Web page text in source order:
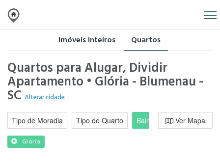
Imóveis Inteiros Quartos
Quartos para Alugar, Dividir
Apartamento • Glória - Blumenau -
SC Alterar cidade
Tipo de Moradia Tipo de Quarto Bairro / RegiãoVer Mapa
Glória